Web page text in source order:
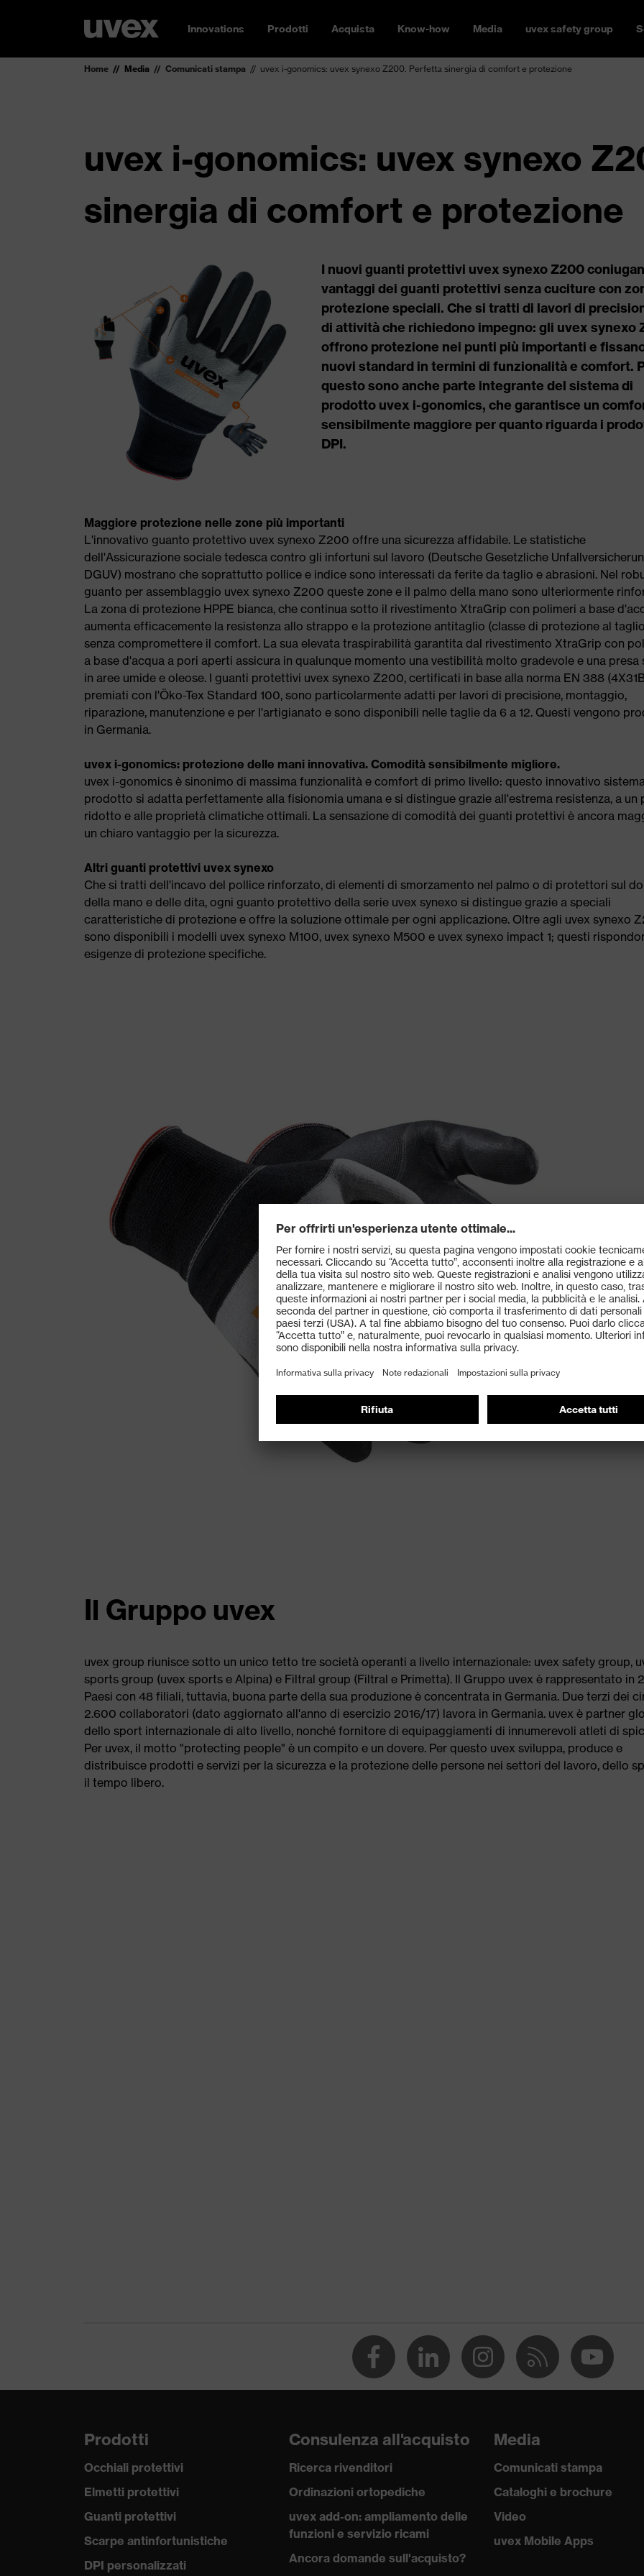
Innovations Prodotti Acquista Know-how Media uvex safety group
Home Media Comunicati stampa uvex i-gonomics: uvex synexo Z200. Perfetta sinergia di comfort e protezione
uvex i-gonomics: uvex synexo
sinergia di comfort e protezione
I nuovi guanti protettivi uvex synexo Z200
vantaggi dei guanti protettivi senza cuciture con
protezione speciali. Che si tratti di lavori di
di attività che richiedono impegno: gli uvex synexo
offrono protezione nei punti più importanti e
nuovi standard in termini di funzionalità e comfort.
questo sono anche parte integrante del sistema di
prodotto uvex i-gonomics, che garantisce un
sensibilmente maggiore per quanto riguarda i
DPI.
Maggiore protezione nelle zone più importanti
L'innovativo guanto protettivo uvex synexo Z200 offre una sicurezza affidabile. Le statistiche
dell'Assicurazione sociale tedesca contro gli infortuni sul lavoro (Deutsche Gesetzliche
DGUV) mostrano che soprattutto pollice e indice sono interessati da ferite da taglio e abrasioni. Nel
guanto per assemblaggio uvex synexo Z200 queste zone e il palmo della mano sono ulteriormente
La zona di protezione HPPE bianca, che continua sotto il rivestimento XtraGrip con polimeri a base
aumenta efficacemente la resistenza allo strappo e la protezione antitaglio (classe di protezione al
senza compromettere il comfort. La sua elevata traspirabilità garantita dal rivestimento XtraGrip con
a base d'acqua a pori aperti assicura in qualunque momento una vestibilità molto gradevole e una presa
in aree umide e oleose. I guanti protettivi uvex synexo Z200, certificati in base alla norma EN 388
premiati con l'Öko-Tex Standard 100, sono particolarmente adatti per lavori di precisione, montaggio,
riparazione, manutenzione e per l'artigianato e sono disponibili nelle taglie da 6 a 12. Questi vengono
in Germania.
uvex i-gonomics: protezione delle mani innovativa. Comodità sensibilmente migliore.
uvex i-gonomics è sinonimo di massima funzionalità e comfort di primo livello: questo innovativo
prodotto si adatta perfettamente alla fisionomia umana e si distingue grazie all'estrema resistenza, a un
ridotto e alle proprietà climatiche ottimali. La sensazione di comodità dei guanti protettivi è ancora
un chiaro vantaggio per la sicurezza.
Altri guanti protettivi uvex synexo
Che si tratti dell'incavo del pollice rinforzato, di elementi di smorzamento nel palmo o di protettori sul
della mano e delle dita, ogni guanto protettivo della serie uvex synexo si distingue grazie a speciali
caratteristiche di protezione e offre la soluzione ottimale per ogni applicazione. Oltre agli uvex synexo
sono disponibili i modelli uvex synexo M100, uvex synexo M500 e uvex synexo impact 1; questi
esigenze di protezione specifiche.
Il Gruppo uvex
uvex group riunisce sotto un unico tetto tre società operanti a livello internazionale: uvex safety group,
sports group (uvex sports e Alpina) e Filtral group (Filtral e Primetta). Il Gruppo uvex è rappresentato in
Paesi con 48 filiali, tuttavia, buona parte della sua produzione è concentrata in Germania. Due terzi dei
2.600 collaboratori (dato aggiornato all'anno di esercizio 2016/17) lavora in Germania. uvex è partner
dello sport internazionale di alto livello, nonché fornitore di equipaggiamenti di innumerevoli atleti di
Per uvex, il motto "protecting people" è un compito e un dovere. Per questo uvex sviluppa, produce e
distribuisce prodotti e servizi per la sicurezza e la protezione delle persone nei settori del lavoro, dello
il tempo libero.
Prodotti
Occhiali protettivi
Elmetti protettivi
Guanti protettivi
Scarpe antinfortunistiche
DPI personalizzati
Consulenza all'acquisto
Ricerca rivenditori
Ordinazioni ortopediche
uvex add-on: ampliamento delle
funzioni e servizio ricami
Ancora domande sull'acquisto?
Media
Comunicati stampa
Cataloghi e brochure
Video
uvex Mobile Apps